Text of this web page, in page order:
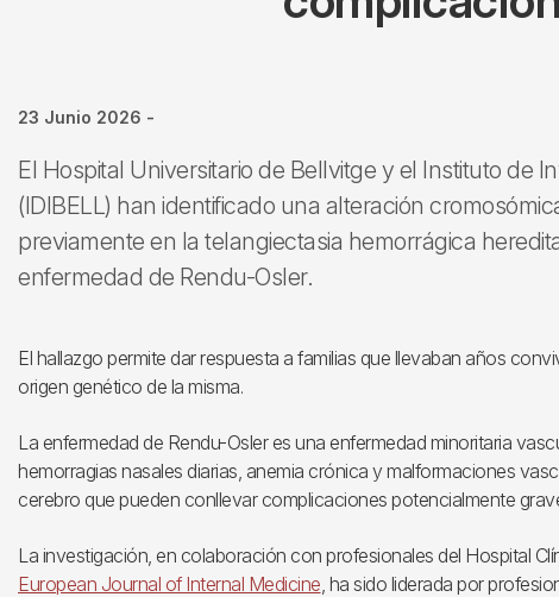
23 Junio 2026 -
El Hospital Universitario de Bellvitge y el Instituto de
(IDIBELL) han identificado una alteración
previamente en la telangiectasia hemorrágica
enfermedad de Rendu-Osler.
El hallazgo permite dar respuesta a familias que llevaban años
origen genético de la misma.
La enfermedad de Rendu-Osler es una enfermedad minoritaria
hemorragias nasales diarias, anemia crónica y malformaciones
cerebro que pueden conllevar complicaciones potencialmente
La investigación, en colaboración con profesionales del Hospital
European Journal of Internal Medicine, ha sido liderada por